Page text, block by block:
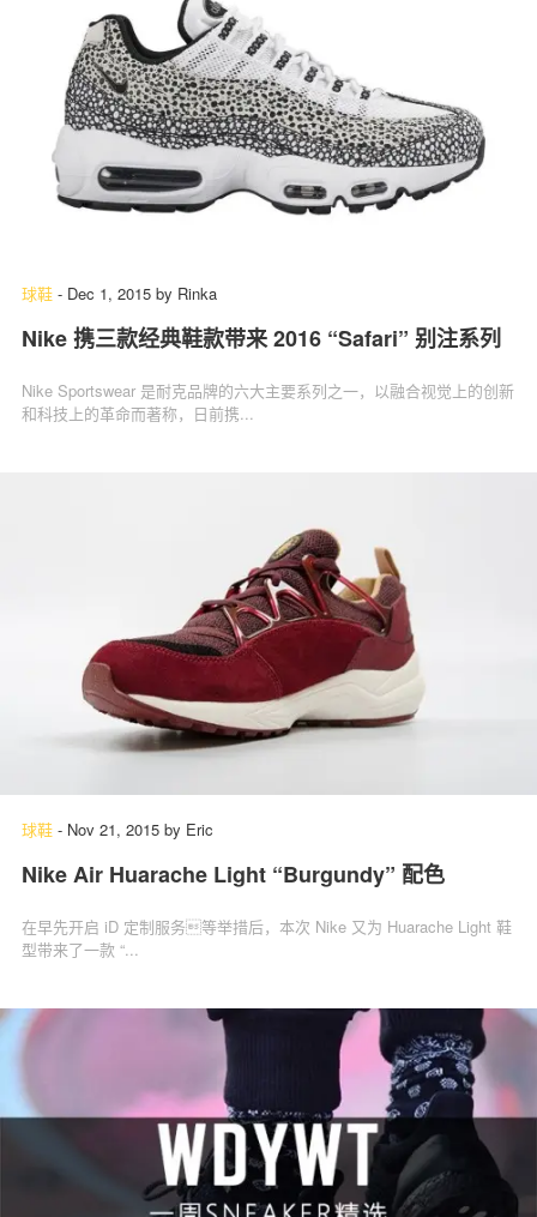
球鞋 - Dec 1, 2015 by Rinka
Nike 携三款经典鞋款带来 2016 “Safari” 别注系列
Nike Sportswear 是耐克品牌的六大主要系列之一，以融合视觉上的创新
和科技上的革命而著称，日前携...
球鞋 - Nov 21, 2015 by Eric
Nike Air Huarache Light “Burgundy” 配色
在早先开启 iD 定制服务等举措后，本次 Nike 又为 Huarache Light 鞋
型带来了一款 “...